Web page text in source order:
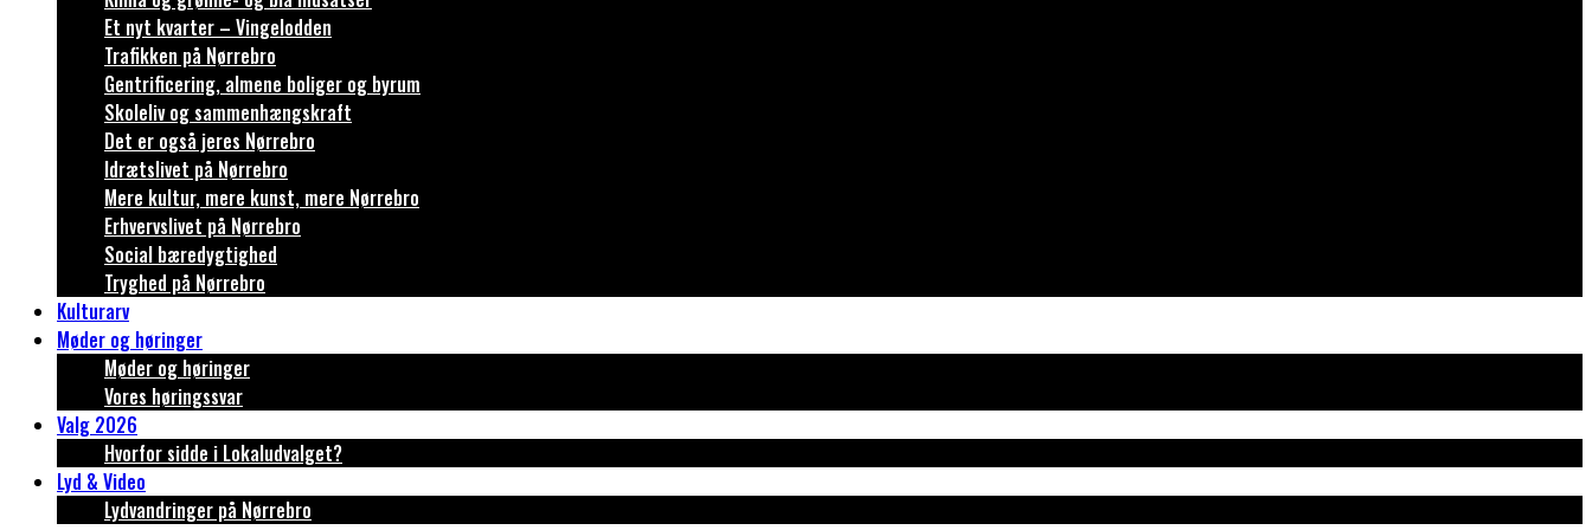
Et nyt kvarter – Vingelodden
Trafikken på Nørrebro
Gentrificering, almene boliger og byrum
Skoleliv og sammenhængskraft
Det er også jeres Nørrebro
Idrætslivet på Nørrebro
Mere kultur, mere kunst, mere Nørrebro
Erhvervslivet på Nørrebro
Social bæredygtighed
Tryghed på Nørrebro
Kulturarv
Møder og høringer
Møder og høringer
Vores høringssvar
Valg 2026
Hvorfor sidde i Lokaludvalget?
Lyd & Video
Lydvandringer på Nørrebro